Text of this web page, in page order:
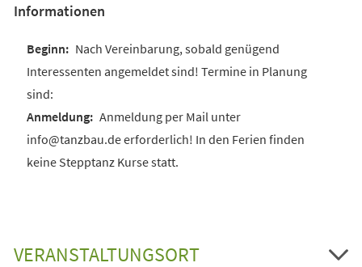
Informationen
Nach Vereinbarung, sobald genügend
Interessenten angemeldet sind! Termine in Planung
sind:
Anmeldung per Mail unter
info@tanzbau.de erforderlich! In den Ferien finden
keine Stepptanz Kurse statt.
VERANSTALTUNGSORT